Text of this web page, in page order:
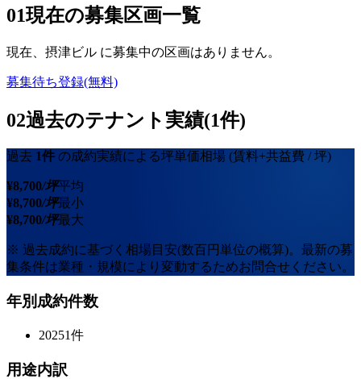
01現在の募集区画一覧
現在、 摂津ビル に募集中の区画はありません。
募集待ち登録(無料)
02過去のテナント実績(1件)
過去 1件 の成約実績による坪単価相場 (賃料+共益費 / 坪)
¥8,700/坪平均
¥8,700/坪最小
¥8,700/坪最大
※ 過去成約に基づく相場目安(数百円単位の概算)。最新の募
集条件は業種・規模により変動するためお問合せください。
年別成約件数
20251件
用途内訳